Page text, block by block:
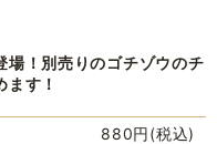
場！別売りのゴチゾウのチ
す！
880円(税込)